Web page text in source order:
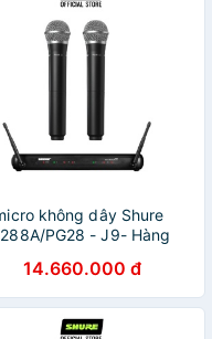
không dây Shure
PG28 - J9- Hàng
cho phòng trà và Karaoke
14.660.000 đ